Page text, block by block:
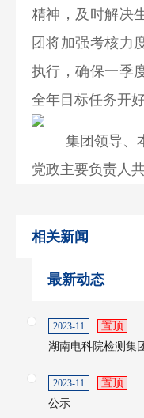
精神，及时解决
团将加强考核力
执行，确保一季
全年目标任务开
集团领导、
党政主要负责人
相关新闻
最新动态
2023-11
置顶
湖南电科院检测集
2023-11
置顶
公示